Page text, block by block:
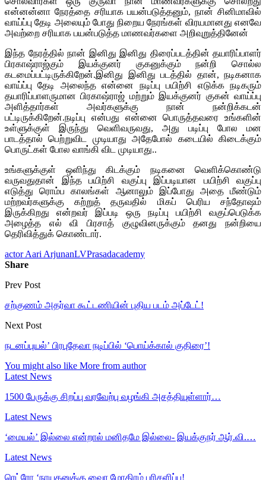
என்னன்னா நேரத்தை சரியாக பயன்படுத்தனும், நான் சினிமாவில்
வாய்ப்பு தேடி அலையும் போது நிறைய நேரங்கள் விரயமானது எனவே
அவற்றை சரியாக பயன்படுத்த மாணவர்களை அறிவுறுத்தினேன்
இந்த நேரத்தில் நான் இனிது இனிது திரைப்படத்தின் தயாரிப்பாளர்
பிரகாஷ்ராஜ்கும் இயக்குனர் குகனுக்கும் நன்றி சொல்ல
கடமைப்பட்டிருக்கிறேன்.இனிது இனிது படத்தில் தான், நடிகனாக
வாய்ப்பு தேடி அலைந்த என்னை நடிப்பு பயிற்சி எடுக்க நடிகரும்
தயாரிப்பாளருமான பிரகாஷ்ராஜ் மற்றும் இயக்குனர் குகன் வாய்ப்பு
அளித்தார்கள் அவர்களுக்கு நான் நன்றிக்கடன்
பட்டிருக்கிறேன்.நடிப்பு என்பது என்னை பொருத்தவரை உங்களின்
உள்ளுக்குள் இருந்து வெளிவருவது, அது படிப்பு போல மன
பாடத்தால் பெற்றுவிட முடியாது அதேபோல் கடையில் கிடைக்கும்
பொருட்கள் போல வாங்கி விட முடியாது..
உங்களுக்குள் ஒளிந்து கிடக்கும் நடிகனை வெளிக்கொண்டு
வருவதுதான் இந்த பயிற்சி வகுப்பு இப்படியான பயிற்சி வகுப்பு
எடுத்து ரொம்ப காலங்கள் ஆனாலும் இப்போது அதை மீண்டும்
மற்றவர்களுக்கு கற்றுத் தருவதில் மிகப் பெரிய சந்தோஷம்
இருக்கிறது என்றவர் இப்படி ஒரு நடிப்பு பயிற்சி வகுப்பெடுக்க
அழைத்த எல் வி பிரசாத் குழுவினருக்கும் தனது நன்றியை
தெரிவித்துக் கொண்டார்.
actor Aari ArjunanLVPrasadacademy
Share
Prev Post
சற்குணம் அதர்வா கூட்டணியின் புதிய படம் அப்டேட்!
Next Post
நடனப்புயல்’ பிரபுதேவா நடிப்பில் ‘பொய்க்கால் குதிரை’!
You might also like More from author
Latest News
1500 பேருக்கு சிறப்பு வரவேற்பு வழங்கி அசத்தியுள்ளார்…
Latest News
‘மையல்’ இல்லை என்றால் மனிதமே இல்லை- இயக்குநர் ஆர்.வி.…
Latest News
ரெட்ரோ ‘நாயகனுக்கு வைர மோதிரம் பரிசளிப்பு!